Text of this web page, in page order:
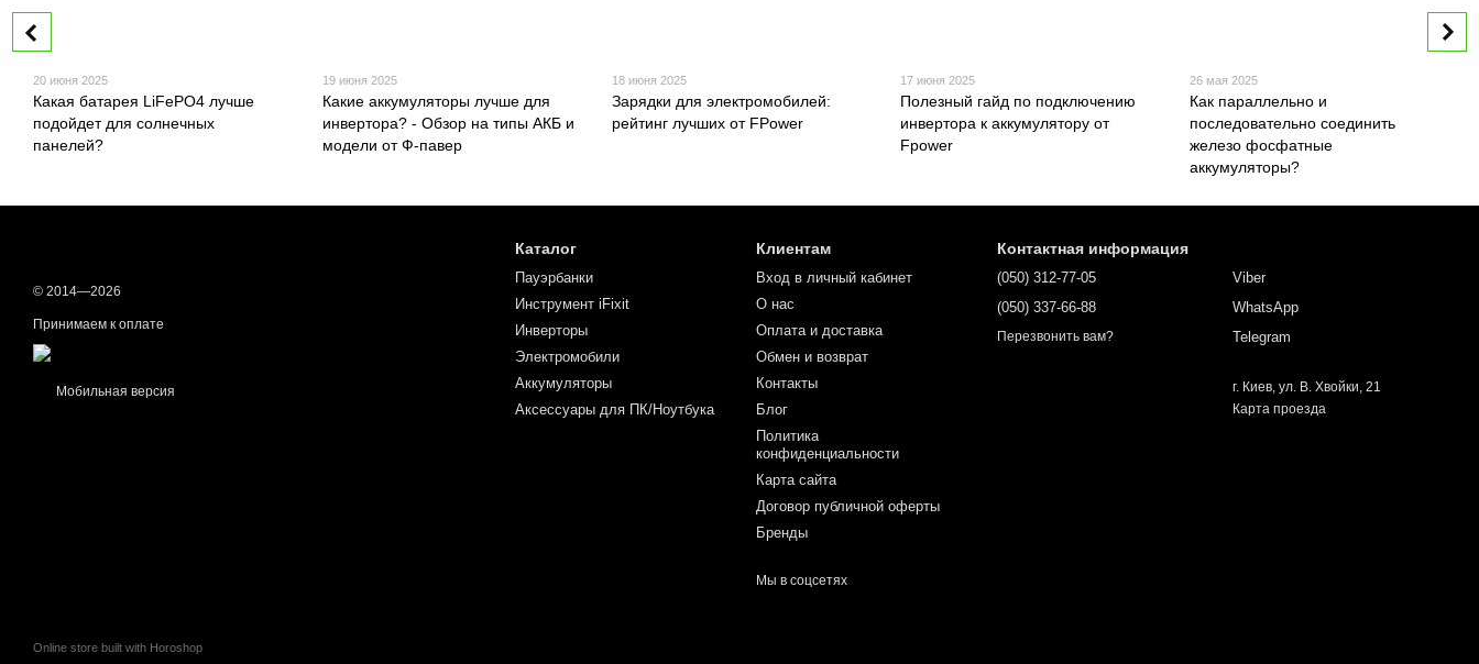
20 июня 2025
Какая батарея LiFePO4 лучше
подойдет для солнечных
панелей?
19 июня 2025
Какие аккумуляторы лучше для
инвертора? - Обзор на типы АКБ и
модели от Ф-павер
18 июня 2025
Зарядки для электромобилей:
рейтинг лучших от FPower
17 июня 2025
Полезный гайд по подключению
инвертора к аккумулятору от
Fpower
26 мая 2025
Как параллельно и
последовательно соединить
железо фосфатные
аккумуляторы?
© 2014—2026
Принимаем к оплате
Мобильная версия
Online store built with Horoshop
Каталог
Пауэрбанки
Инструмент iFixit
Инверторы
Электромобили
Аккумуляторы
Аксессуары для ПК/Ноутбука
Клиентам
Вход в личный кабинет
О нас
Оплата и доставка
Обмен и возврат
Контакты
Блог
Политика
конфиденциальности
Карта сайта
Договор публичной оферты
Бренды
Мы в соцсетях
Контактная информация
(050) 312-77-05
(050) 337-66-88
Перезвонить вам?
Viber
WhatsApp
Telegram
г. Киев, ул. В. Хвойки, 21
Карта проезда